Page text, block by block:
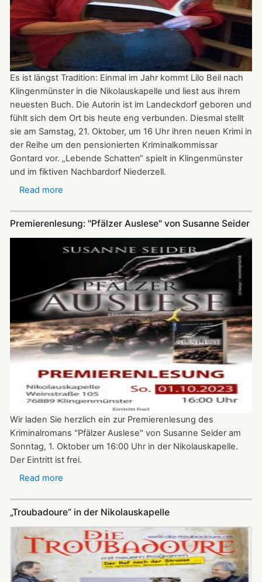
Es ist längst Tradition: Einmal im Jahr kommt Lilo Beil nach
Klingenmünster in die Nikolauskapelle und liest aus ihrem
neuesten Buch. Die Autorin ist im Landeckdorf geboren und
fühlt sich dem Ort bis heute eng verbunden. Diesmal stellt
sie am Samstag, 21. Oktober, um 16 Uhr ihren neuen Krimi in
der Reihe um den pensionierten Kriminalkommissar
Gontard vor. „Lebende Schatten“ spielt in Klingenmünster
und im fiktiven Nachbardorf Niederzell.
Read more
-
in
der
Nikolauskapelle
Premierenlesung: "Pfälzer Auslese" von Susanne Seider
Wir laden Sie herzlich ein zur Premierenlesung des
Kriminalromans "Pfälzer Auslese" von Susanne Seider am
Sonntag, 1. Oktober um 16:00 Uhr in der Nikolauskapelle.
Der Eintritt ist frei.
Read more
Auslese"
Susanne
Seider
„Troubadoure“ in der Nikolauskapelle